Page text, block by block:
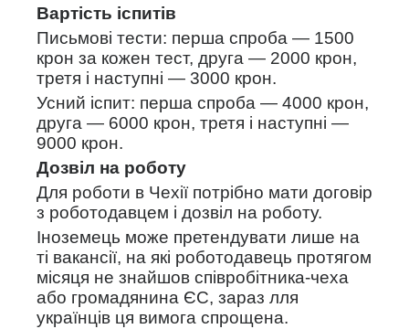
Вартість іспитів
Письмові тести: перша спроба — 1500
крон за кожен тест, друга — 2000 крон,
третя і наступні — 3000 крон.
Усний іспит: перша спроба — 4000 крон,
друга — 6000 крон, третя і наступні —
9000 крон.
Дозвіл на роботу
Для роботи в Чехії потрібно мати договір
з роботодавцем і дозвіл на роботу.
Іноземець може претендувати лише на
ті вакансії, на які роботодавець протягом
місяця не знайшов співробітника-чеха
або громадянина ЄС, зараз лля
українців ця вимога спрощена.